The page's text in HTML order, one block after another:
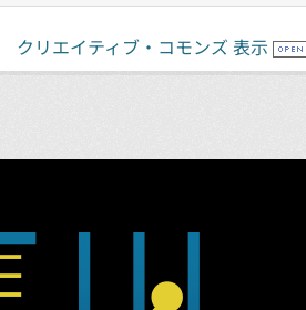
クリエイティブ・コモンズ 表示